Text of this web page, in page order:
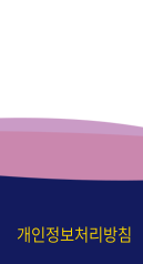
개인정보처리방침